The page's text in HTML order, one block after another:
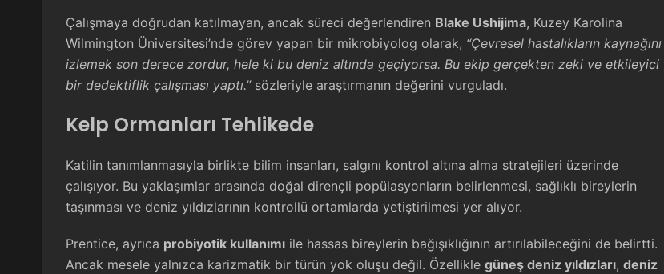
Çalışmaya doğrudan katılmayan, ancak süreci değerlendiren Blake Ushijima, Kuzey Karolina
Wilmington Üniversitesi’nde görev yapan bir mikrobiyolog olarak, “Çevresel hastalıkların kaynağını
izlemek son derece zordur, hele ki bu deniz altında geçiyorsa. Bu ekip gerçekten zeki ve etkileyici
bir dedektiflik çalışması yaptı.”sözleriyle araştırmanın değerini vurguladı.
Kelp Ormanları Tehlikede
Katilin tanımlanmasıyla birlikte bilim insanları, salgını kontrol altına alma stratejileri üzerinde
çalışıyor. Bu yaklaşımlar arasında doğal dirençli popülasyonların belirlenmesi, sağlıklı bireylerin
taşınması ve deniz yıldızlarının kontrollü ortamlarda yetiştirilmesi yer alıyor.
Prentice, ayrıca probiyotik kullanımı ile hassas bireylerin bağışıklığının artırılabileceğini de belirtti.
Ancak mesele yalnızca karizmatik bir türün yok oluşu değil. Özellikle güneş deniz yıldızları, deniz